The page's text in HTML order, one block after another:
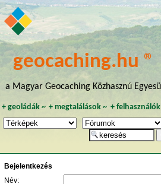
geocaching.hu ®
a Magyar Geocaching Közhasznú
+ geoládák~ + megtalálások ~ + felhasználók
Bejelentkezés
Név: